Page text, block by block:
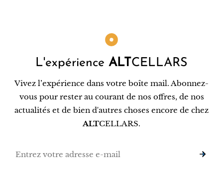
L'expérience ALT CELLARS
Vivez l’expérience dans votre boîte mail. Abonnez-
vous pour rester au courant de nos offres, de nos
actualités et de bien d'autres choses encore de chez
ALTCELLARS.